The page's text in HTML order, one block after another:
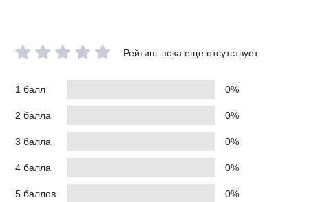
Рейтинг пока еще отсутствует
1 балл 0%
2 балла 0%
3 балла 0%
4 балла 0%
5 баллов 0%